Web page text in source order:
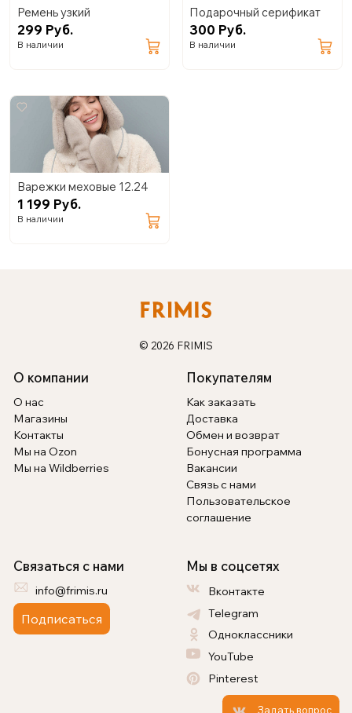
Ремень узкий
299 Руб.
В наличии
Подарочный серификат
300 Руб.
В наличии
Варежки меховые 12.24
1 199 Руб.
В наличии
© 2026 FRIMIS
О компании
О нас
Магазины
Контакты
Мы на Ozon
Мы на Wildberries
Покупателям
Как заказать
Доставка
Обмен и возврат
Бонусная программа
Вакансии
Связь с нами
Пользовательское
соглашение
Связаться с нами
info@frimis.ru
Подписаться
Мы в соцсетях
Вконтакте
Telegram
Одноклассники
YouTube
Pinterest
Задать вопрос